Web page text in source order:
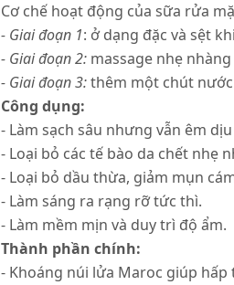
Cơ chế hoạt động của sữa rửa
- Giai đoạn 1: ở dạng đặc và sệt
- Giai đoạn 2: massage nhẹ
- Giai đoạn 3:thêm một chút
Công dụng:
- Làm sạch sâu nhưng vẫn êm
- Loại bỏ các tế bào da chết nhẹ
- Loại bỏ dầu thừa, giảm mụn
- Làm sáng ra rạng rỡ tức thì.
- Làm mềm mịn và duy trì độ ẩm.
Thành phần chính:
- Khoáng núi lửa Maroc giúp